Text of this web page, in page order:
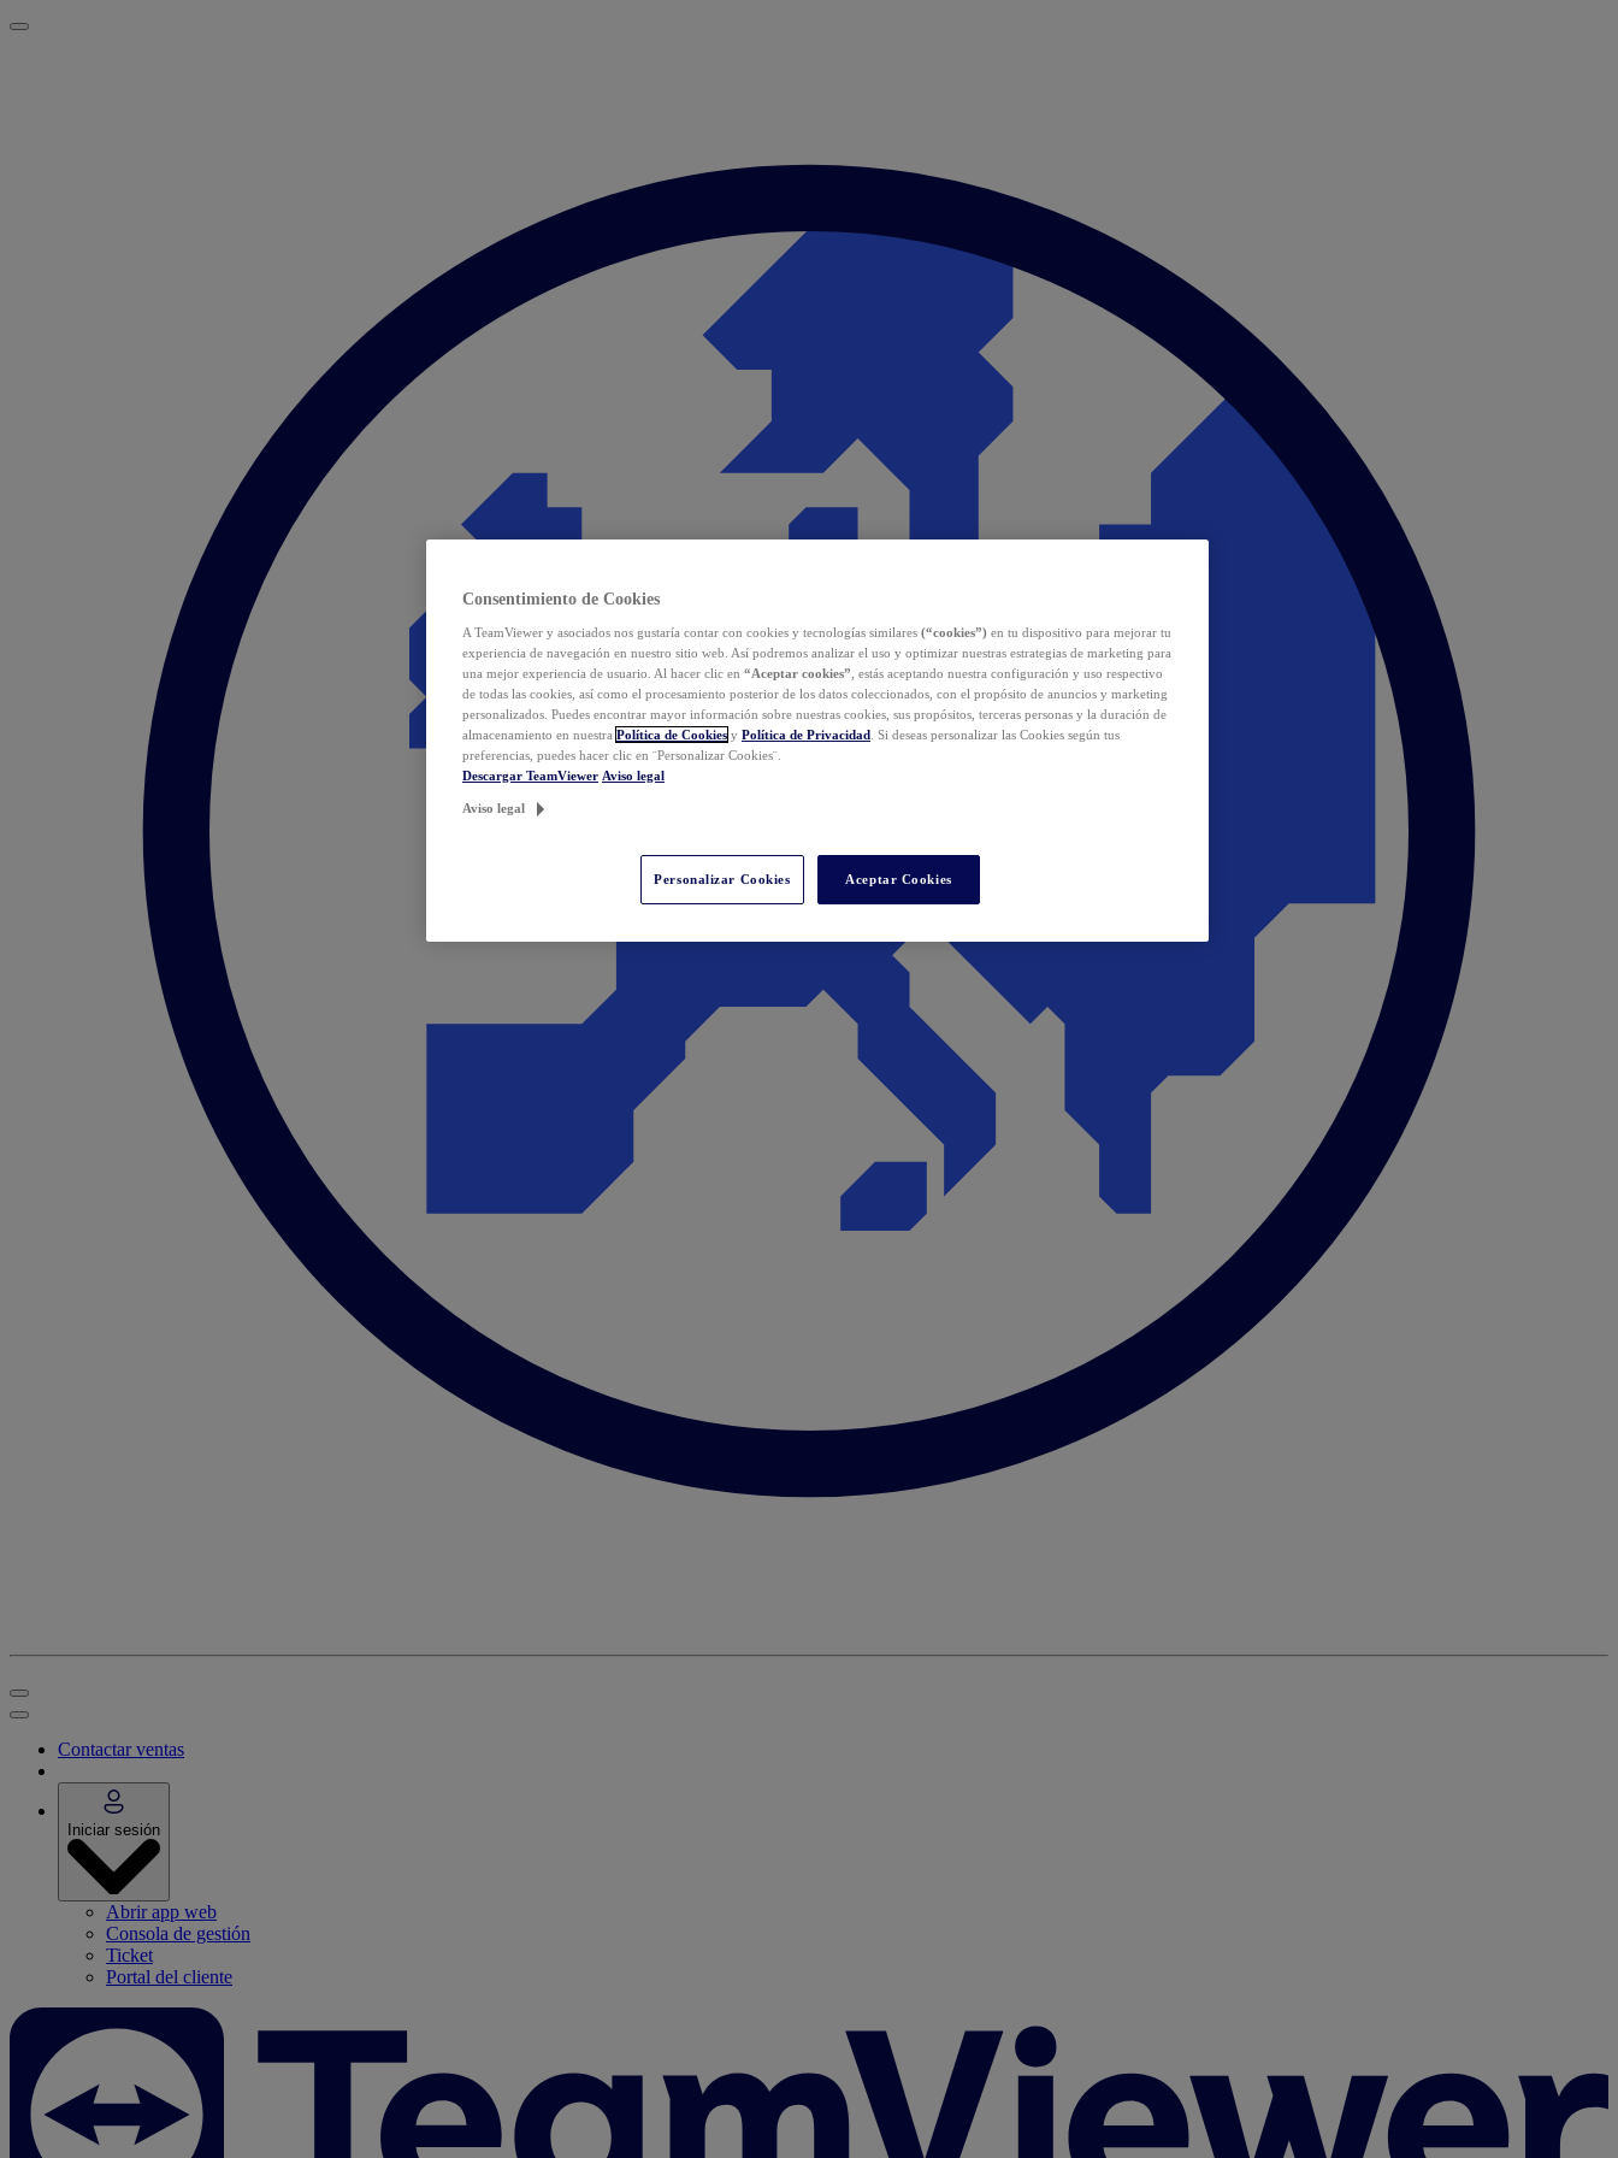
Contactar ventas
Iniciar sesión
Abrir app web
Consola de gestión
Ticket
Portal del cliente
Consentimiento de Cookies
A TeamViewer y asociados nos gustaría contar con cookies y tecnologías similares (“cookies”) en tu dispositivo para mejorar tu
experiencia de navegación en nuestro sitio web. Así podremos analizar el uso y optimizar nuestras estrategias de marketing para
una mejor experiencia de usuario. Al hacer clic en “Aceptar cookies” , estás aceptando nuestra configuración y uso respectivo
de todas las cookies, así como el procesamiento posterior de los datos coleccionados, con el propósito de anuncios y marketing
personalizados. Puedes encontrar mayor información sobre nuestras cookies, sus propósitos, terceras personas y la duración de
almacenamiento en nuestra Política de Cookies y Política de Privacidad . Si deseas personalizar las Cookies según tus
preferencias, puedes hacer clic en ¨Personalizar Cookies¨.
Descargar TeamViewer Aviso legal
Aviso legal
Personalizar Cookies Aceptar Cookies